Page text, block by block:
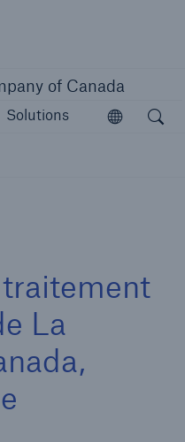
of Canada
Solutions
Open
traitement
La
Open